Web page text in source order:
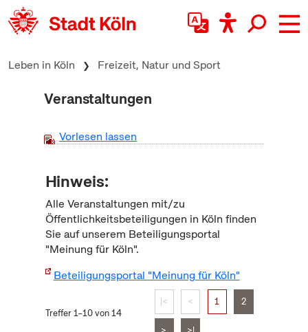
zum Inhalt springen
Leben in Köln Freizeit, Natur und Sport
Veranstaltungen
Vorlesen lassen
Hinweis:
Alle Veranstaltungen mit/zu
Öffentlichkeitsbeteiligungen in Köln finden
Sie auf unserem Beteiligungsportal
"Meinung für Köln".
Beteiligungsportal "Meinung für Köln"
Treffer 1–10 von 14
|< < 1 2